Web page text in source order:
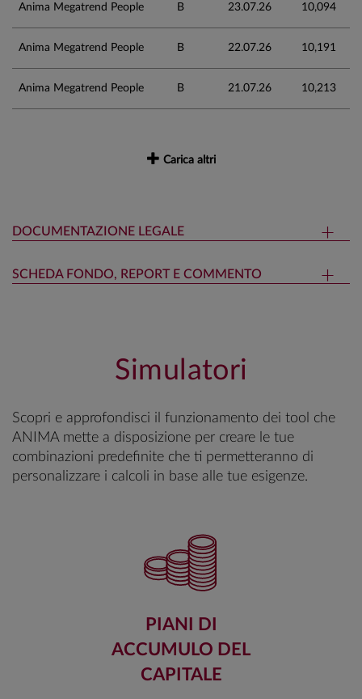
Anima Megatrend People B 23.07.26 10,094
Anima Megatrend People B 22.07.26 10,191
Anima Megatrend People B 21.07.26 10,213
Carica altri
DOCUMENTAZIONE LEGALE
SCHEDA FONDO, REPORT E COMMENTO
Simulatori
Scopri e approfondisci il funzionamento dei tool che
ANIMA mette a disposizione per creare le tue
combinazioni predefinite che ti permetteranno di
personalizzare i calcoli in base alle tue esigenze.
PIANI DI
ACCUMULO DEL
CAPITALE